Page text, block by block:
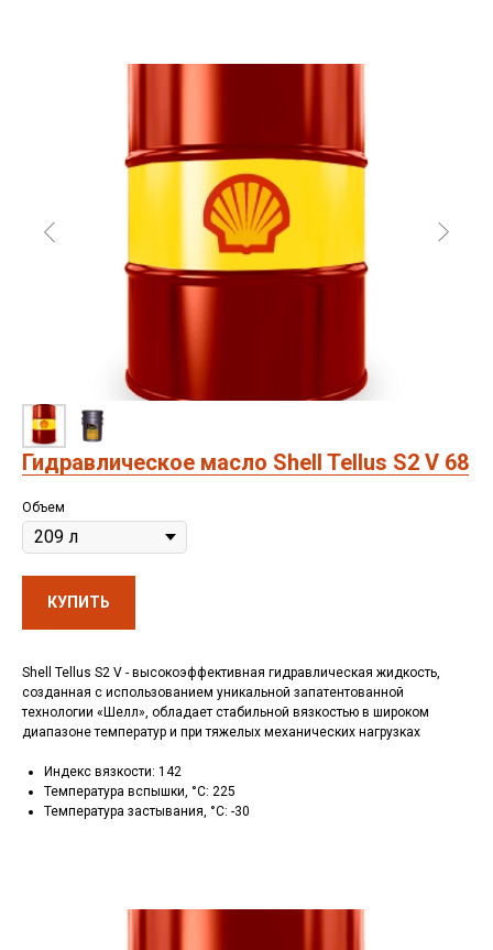
Гидравлическое масло Shell Tellus S2 V 68
Объем
КУПИТЬ
Shell Tellus S2 V - высокоэффективная гидравлическая жидкость,
созданная с использованием уникальной запатентованной
технологии «Шелл», обладает стабильной вязкостью в широком
диапазоне температур и при тяжелых механических нагрузках
Индекс вязкости: 142
Температура вспышки, °C: 225
Температура застывания, °C: -30